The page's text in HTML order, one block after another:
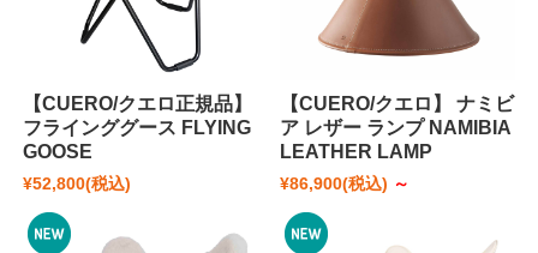
【CUERO/クエロ正規品】
フラインググース FLYING
GOOSE
¥52,800(税込)
【CUERO/クエロ】 ナミビ
ア レザー ランプ NAMIBIA
LEATHER LAMP
¥86,900(税込) ～